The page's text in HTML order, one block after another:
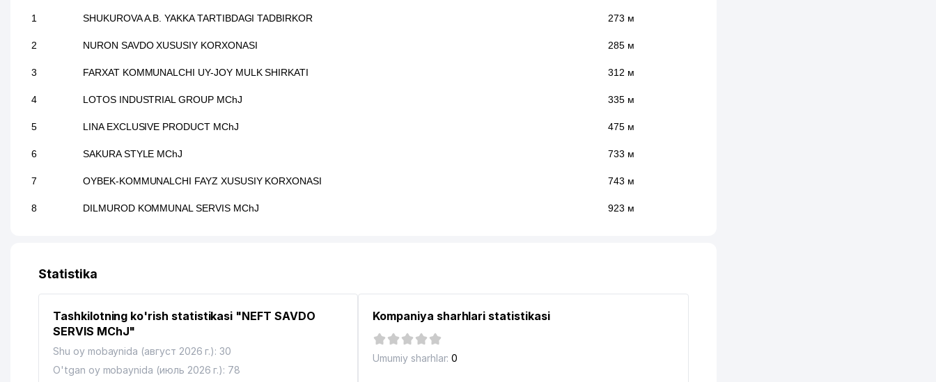
1 SHUKUROVA A.B. YAKKA TARTIBDAGI TADBIRKOR 273 м
2 NURON SAVDO XUSUSIY KORXONASI 285 м
3 FARXAT KOMMUNALCHI UY-JOY MULK SHIRKATI 312 м
4 LOTOS INDUSTRIAL GROUP MChJ 335 м
5 LINA EXCLUSIVE PRODUCT MChJ 475 м
6 SAKURA STYLE MChJ 733 м
7 OYBEK-KOMMUNALCHI FAYZ XUSUSIY KORXONASI 743 м
8 DILMUROD KOMMUNAL SERVIS MChJ 923 м
Statistika
Tashkilotning ko'rish statistikasi "NEFT SAVDO
SERVIS MChJ"
Shu oy mobaynida (август 2026 г.): 30
O'tgan oy mobaynida (июль 2026 г.): 78
Kompaniya sharhlari statistikasi
Umumiy sharhlar: 0